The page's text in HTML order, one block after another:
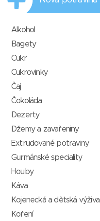
Alkohol
Bagety
Cukr
Cukrovinky
Čaj
Čokoláda
Dezerty
Džemy a zavařeniny
Extrudované potraviny
Gurmánské speciality
Houby
Káva
Kojenecká a dětská výživa
Koření